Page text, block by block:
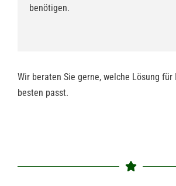
benötigen.
Wir beraten Sie gerne, welche Lösung
besten passt.